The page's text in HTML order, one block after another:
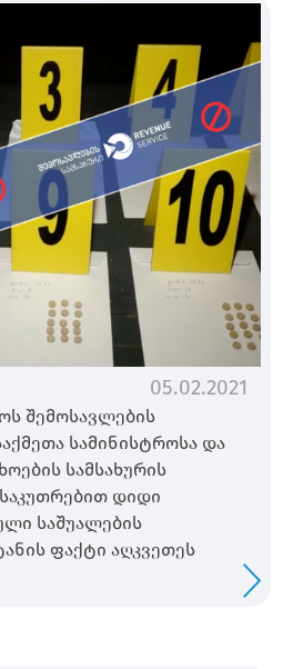
05.02.2021
შემოსავლების
სამინისტროსა და
სამსახურის
დიდი
საშუალების
ფაქტი აღკვეთეს